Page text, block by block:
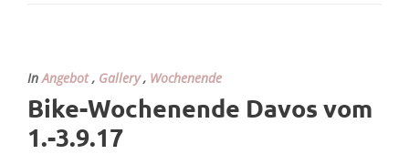
InAngebot, Gallery, Wochenende
Bike-Wochenende Davos vom
1.-3.9.17